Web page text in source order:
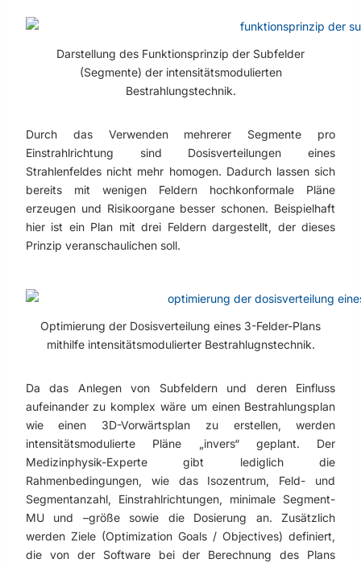
Darstellung des Funktionsprinzip der Subfelder
(Segmente) der intensitätsmodulierten
Bestrahlungstechnik.
Durch das Verwenden mehrerer Segmente pro
Einstrahlrichtung sind Dosisverteilungen eines
Strahlenfeldes nicht mehr homogen. Dadurch lassen sich
bereits mit wenigen Feldern hochkonformale Pläne
erzeugen und Risikoorgane besser schonen. Beispielhaft
hier ist ein Plan mit drei Feldern dargestellt, der dieses
Prinzip veranschaulichen soll.
Optimierung der Dosisverteilung eines 3-Felder-Plans
mithilfe intensitätsmodulierter Bestrahlugnstechnik.
Da das Anlegen von Subfeldern und deren Einfluss
aufeinander zu komplex wäre um einen Bestrahlungsplan
wie einen 3D-Vorwärtsplan zu erstellen, werden
intensitätsmodulierte Pläne „invers“ geplant. Der
Medizinphysik-Experte gibt lediglich die
Rahmenbedingungen, wie das Isozentrum, Feld- und
Segmentanzahl, Einstrahlrichtungen, minimale Segment-
MU und –größe sowie die Dosierung an. Zusätzlich
werden Ziele (Optimization Goals / Objectives) definiert,
die von der Software bei der Berechnung des Plans